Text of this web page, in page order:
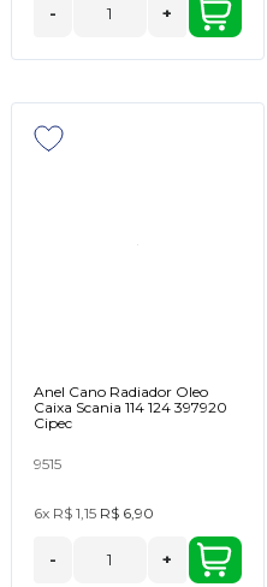
- +
Anel Cano Radiador Oleo
Caixa Scania 114 124 397920
Cipec
9515
6x R$ 1,15 R$ 6,90
- +